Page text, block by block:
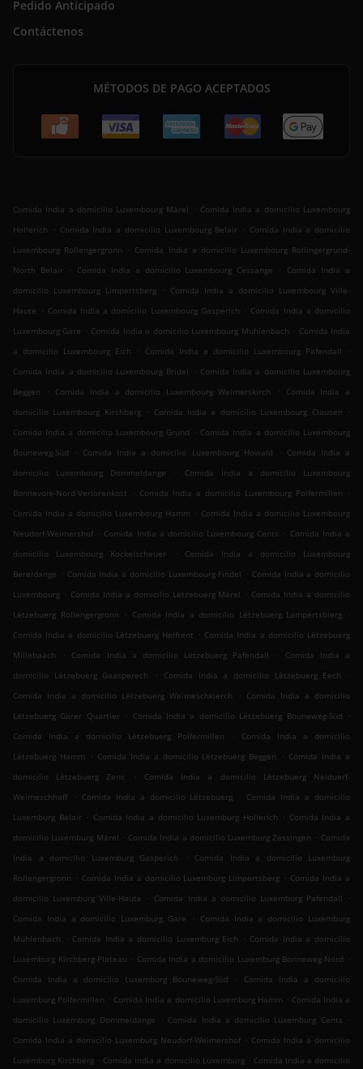
Pedido Anticipado
Contáctenos
MÉTODOS DE PAGO ACEPTADOS
Comida India a domicilio Luxembourg Märel . Comida India a domicilio Luxembourg
Hollerich
. Comida India a domicilio Luxembourg Belair . Comida India a domicilio
Luxembourg Rollengergronn
. Comida India a domicilio Luxembourg Rollingergrund-
North Belair
. Comida India a domicilio Luxembourg Cessange . Comida India a
domicilio Luxembourg Limpertsberg
. Comida India a domicilio Luxembourg Ville-
Haute . Comida India a domicilio Luxembourg Gasperich . Comida India a domicilio
Luxembourg Gare . Comida India a domicilio Luxembourg Muhlenbach . Comida India
a domicilio Luxembourg Eich
. Comida India a domicilio Luxembourg Pafendall
.
Comida India a domicilio Luxembourg Bridel
. Comida India a domicilio Luxembourg
Beggen
. Comida India a domicilio Luxembourg Weimerskirch .
Comida India a
domicilio Luxembourg Kirchberg . Comida India a domicilio Luxembourg Clausen
.
Comida India a domicilio Luxembourg Grund . Comida India a domicilio Luxembourg
Bouneweg-Süd
. Comida India a domicilio Luxembourg Howald . Comida India a
domicilio Luxembourg Dommeldange
.
Comida India a domicilio Luxembourg
Bonnevoie-Nord-Verlorenkost
. Comida India a domicilio Luxembourg Polfermillen
.
Comida India a domicilio Luxembourg Hamm . Comida India a domicilio Luxembourg
Neudorf-Weimershof . Comida India a domicilio Luxembourg Cents . Comida India a
domicilio Luxembourg Kockelscheuer
.
Comida India a domicilio Luxembourg
Bereldange . Comida India a domicilio Luxembourg Findel . Comida India a domicilio
Luxembourg . Comida India a domicilio Lëtzebuerg Märel . Comida India a domicilio
Lëtzebuerg Rollengergronn
. Comida India a domicilio Lëtzebuerg Lampertsbierg
.
Comida India a domicilio Lëtzebuerg Helftent . Comida India a domicilio Lëtzebuerg
Millebaach
. Comida India a domicilio Lëtzebuerg Pafendall .
Comida India a
domicilio Lëtzebuerg Gaasperech
. Comida India a domicilio Lëtzebuerg Eech
.
Comida India a domicilio Lëtzebuerg Weimeschkierch
. Comida India a domicilio
Lëtzebuerg Garer Quartier . Comida India a domicilio Lëtzebuerg Bouneweg-Süd
.
Comida India a domicilio Lëtzebuerg Polfermillen
.
Comida India a domicilio
Lëtzebuerg Hamm
. Comida India a domicilio Lëtzebuerg Beggen . Comida India a
domicilio Lëtzebuerg Zens
.
Comida India a domicilio Lëtzebuerg Neiduerf-
Weimeschhaff
. Comida India a domicilio Lëtzebuerg . Comida India a domicilio
Luxemburg Belair . Comida India a domicilio Luxemburg Hollerich . Comida India a
domicilio Luxemburg Märel . Comida India a domicilio Luxemburg Zessingen . Comida
India a domicilio Luxemburg Gasperich
.
Comida India a domicilio Luxemburg
Rollengergronn . Comida India a domicilio Luxemburg Limpertsberg . Comida India a
domicilio Luxemburg Ville-Haute
. Comida India a domicilio Luxemburg Pafendall
.
Comida India a domicilio Luxemburg Gare
. Comida India a domicilio Luxemburg
Mühlenbach
. Comida India a domicilio Luxemburg Eich . Comida India a domicilio
Luxemburg Kirchberg-Plateau . Comida India a domicilio Luxemburg Bonneweg-Nord .
Comida India a domicilio Luxemburg Bouneweg-Süd
.
Comida India a domicilio
Luxemburg Polfermillen . Comida India a domicilio Luxemburg Hamm . Comida India a
domicilio Luxemburg Dommeldange
. Comida India a domicilio Luxemburg Cents
.
Comida India a domicilio Luxemburg Neudorf-Weimershof . Comida India a domicilio
Luxemburg Kirchberg . Comida India a domicilio Luxemburg . Comida India a domicilio